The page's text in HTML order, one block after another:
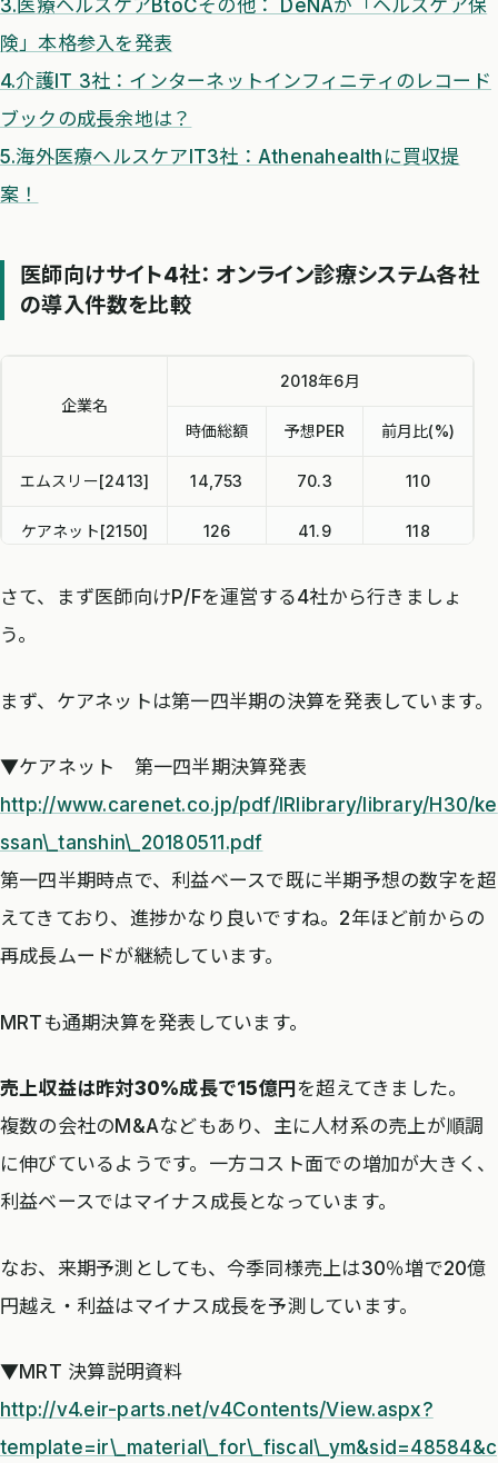
3.医療ヘルスケアBtoCその他： DeNAが「ヘルスケア保
険」本格参入を発表
4.介護IT 3社：インターネットインフィニティのレコード
ブックの成長余地は？
5.海外医療ヘルスケアIT3社：Athenahealthに買収提
案！
医師向けサイト4社： オンライン診療システム各社
の導入件数を比較
企業名
2018年6月
時価総額 予想PER 前月比(%)
エムスリー[2413] 14,753 70.3 110
ケアネット[2150] 126 41.9 118
さて、まず医師向けP/Fを運営する4社から行きましょ
う。
まず、ケアネットは第一四半期の決算を発表しています。
▼ケアネット 第一四半期決算発表
http://www.carenet.co.jp/pdf/IRlibrary/library/H30/ke
ssan\_tanshin\_20180511.pdf
第一四半期時点で、利益ベースで既に半期予想の数字を超
えてきており、進捗かなり良いですね。2年ほど前からの
再成長ムードが継続しています。
MRTも通期決算を発表しています。
売上収益は昨対30%成長で15億円 を超えてきました。
複数の会社のM&Aなどもあり、主に人材系の売上が順調
に伸びているようです。一方コスト面での増加が大きく、
利益ベースではマイナス成長となっています。
なお、来期予測としても、今季同様売上は30％増で20億
円越え・利益はマイナス成長を予測しています。
▼MRT 決算説明資料
http://v4.eir-parts.net/v4Contents/View.aspx?
template=ir\_material\_for\_fiscal\_ym&sid=48584&c